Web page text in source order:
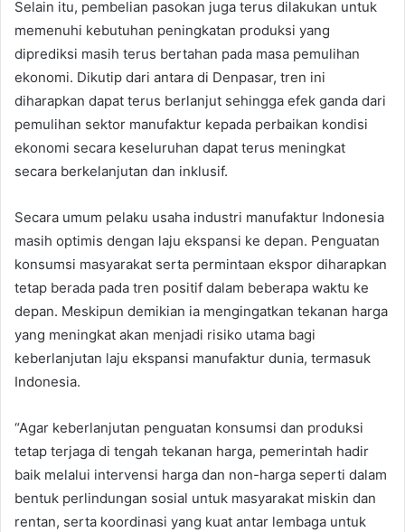
Selain itu, pembelian pasokan juga terus dilakukan untuk
memenuhi kebutuhan peningkatan produksi yang
diprediksi masih terus bertahan pada masa pemulihan
ekonomi. Dikutip dari antara di Denpasar, tren ini
diharapkan dapat terus berlanjut sehingga efek ganda dari
pemulihan sektor manufaktur kepada perbaikan kondisi
ekonomi secara keseluruhan dapat terus meningkat
secara berkelanjutan dan inklusif.
Secara umum pelaku usaha industri manufaktur Indonesia
masih optimis dengan laju ekspansi ke depan. Penguatan
konsumsi masyarakat serta permintaan ekspor diharapkan
tetap berada pada tren positif dalam beberapa waktu ke
depan. Meskipun demikian ia mengingatkan tekanan harga
yang meningkat akan menjadi risiko utama bagi
keberlanjutan laju ekspansi manufaktur dunia, termasuk
Indonesia.
“Agar keberlanjutan penguatan konsumsi dan produksi
tetap terjaga di tengah tekanan harga, pemerintah hadir
baik melalui intervensi harga dan non-harga seperti dalam
bentuk perlindungan sosial untuk masyarakat miskin dan
rentan, serta koordinasi yang kuat antar lembaga untuk